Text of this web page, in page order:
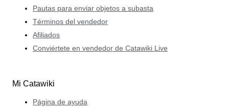
Pautas para enviar objetos a subasta
Términos del vendedor
Afiliados
Conviértete en vendedor de Catawiki Live
Mi Catawiki
Página de ayuda